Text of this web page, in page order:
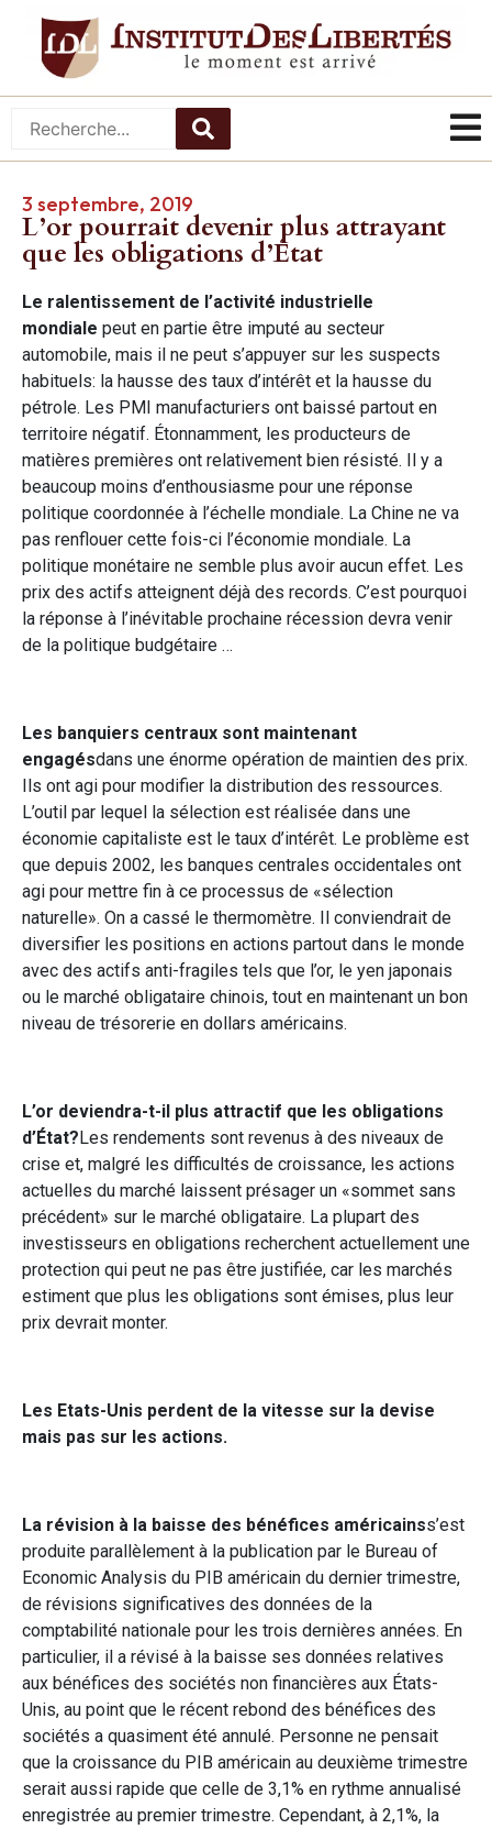
3 septembre, 2019
L’or pourrait devenir plus attrayant
que les obligations d’État
Le ralentissement de l’activité industrielle
mondiale peut en partie être imputé au secteur
automobile, mais il ne peut s’appuyer sur les suspects
habituels: la hausse des taux d’intérêt et la hausse du
pétrole. Les PMI manufacturiers ont baissé partout en
territoire négatif. Étonnamment, les producteurs de
matières premières ont relativement bien résisté. Il y a
beaucoup moins d’enthousiasme pour une réponse
politique coordonnée à l’échelle mondiale. La Chine ne va
pas renflouer cette fois-ci l’économie mondiale. La
politique monétaire ne semble plus avoir aucun effet. Les
prix des actifs atteignent déjà des records. C’est pourquoi
la réponse à l’inévitable prochaine récession devra venir
de la politique budgétaire …
Les banquiers centraux sont maintenant
engagésdans une énorme opération de maintien des prix.
Ils ont agi pour modifier la distribution des ressources.
L’outil par lequel la sélection est réalisée dans une
économie capitaliste est le taux d’intérêt. Le problème est
que depuis 2002, les banques centrales occidentales ont
agi pour mettre fin à ce processus de «sélection
naturelle». On a cassé le thermomètre. Il conviendrait de
diversifier les positions en actions partout dans le monde
avec des actifs anti-fragiles tels que l’or, le yen japonais
ou le marché obligataire chinois, tout en maintenant un bon
niveau de trésorerie en dollars américains.
L’or deviendra-t-il plus attractif que les obligations
d’État?Les rendements sont revenus à des niveaux de
crise et, malgré les difficultés de croissance, les actions
actuelles du marché laissent présager un «sommet sans
précédent» sur le marché obligataire. La plupart des
investisseurs en obligations recherchent actuellement une
protection qui peut ne pas être justifiée, car les marchés
estiment que plus les obligations sont émises, plus leur
prix devrait monter.
Les Etats-Unis perdent de la vitesse sur la devise
mais pas sur les actions.
La révision à la baisse des bénéfices américainss’est
produite parallèlement à la publication par le Bureau of
Economic Analysis du PIB américain du dernier trimestre,
de révisions significatives des données de la
comptabilité nationale pour les trois dernières années. En
particulier, il a révisé à la baisse ses données relatives
aux bénéfices des sociétés non financières aux États-
Unis, au point que le récent rebond des bénéfices des
sociétés a quasiment été annulé. Personne ne pensait
que la croissance du PIB américain au deuxième trimestre
serait aussi rapide que celle de 3,1% en rythme annualisé
enregistrée au premier trimestre. Cependant, à 2,1%, la